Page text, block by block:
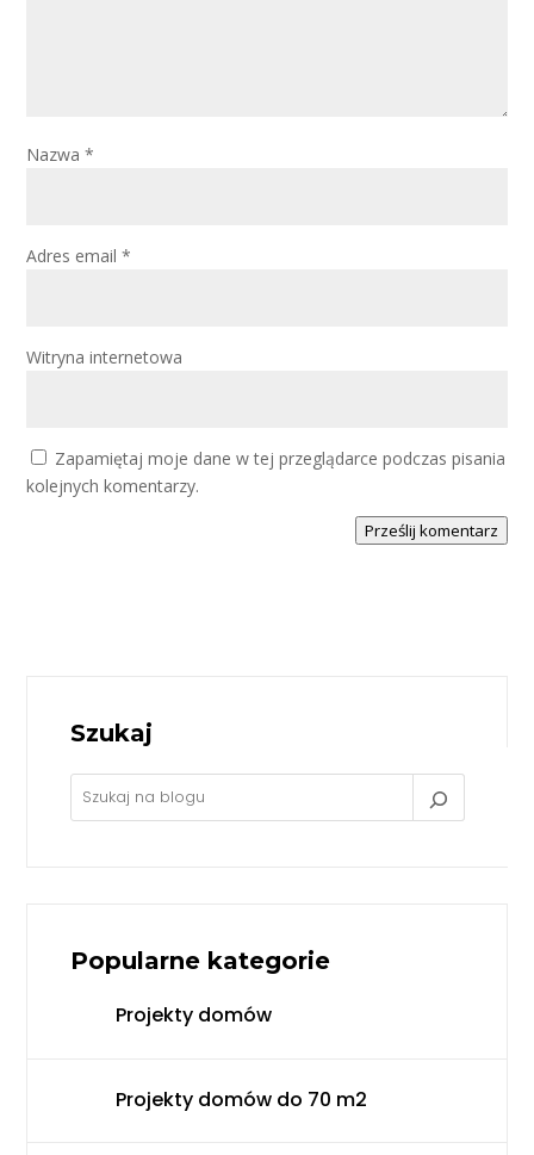
Nazwa*
Adres email*
Witryna internetowa
Zapamiętaj moje dane w tej przeglądarce podczas pisania
kolejnych komentarzy.
Prześlij komentarz
Szukaj
Popularne kategorie
Projekty domów
Projekty domów do 70 m2